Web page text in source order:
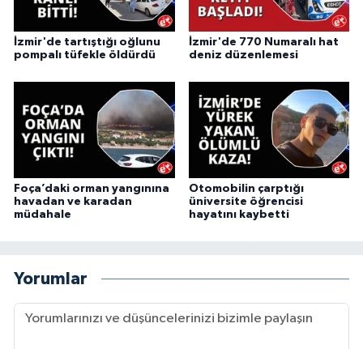
İzmir'de tartıştığı oğlunu
pompalı tüfekle öldürdü
İzmir'de 770 Numaralı hat
deniz düzenlemesi
Foça’daki orman yangınına
havadan ve karadan
müdahale
Otomobilin çarptığı
üniversite öğrencisi
hayatını kaybetti
Yorumlar